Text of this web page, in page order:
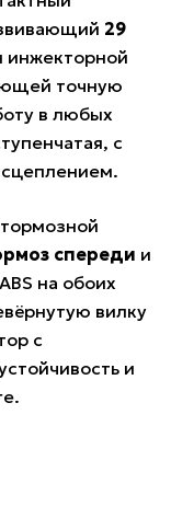
29
точную
в любых
с
спереди и
на обоих
вилку
с
и